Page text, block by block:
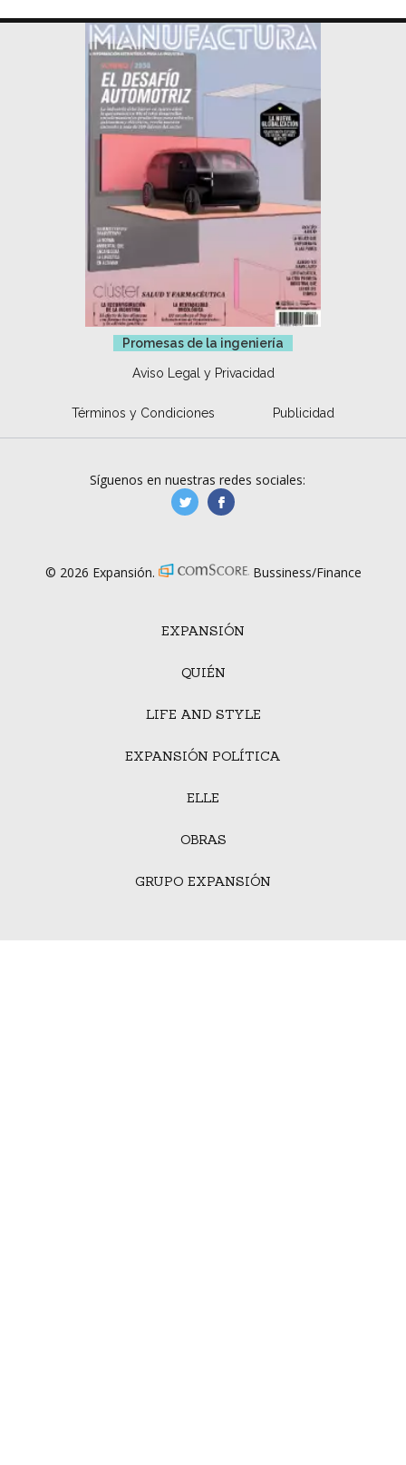
Promesas de la ingeniería
Aviso Legal y Privacidad
Términos y Condiciones Publicidad
EXPANSIÓN
QUIÉN
LIFE AND STYLE
EXPANSIÓN POLÍTICA
ELLE
OBRAS
GRUPO EXPANSIÓN
Síguenos en nuestras redes sociales:
manufacturaGE
© 2026 Expansión. Bussiness/Finance